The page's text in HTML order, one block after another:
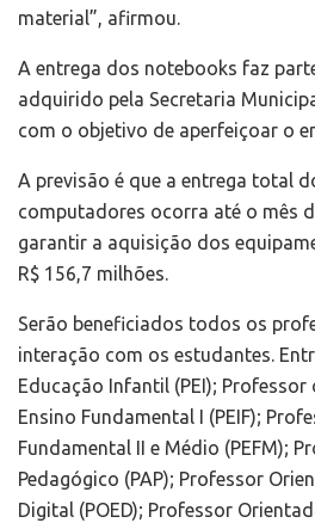
material”, afirmou.
A entrega dos notebooks faz
adquirido pela Secretaria
com o objetivo de aperfeiçoar o
A previsão é que a entrega total
computadores ocorra até o mês
garantir a aquisição dos
R$ 156,7 milhões.
Serão beneficiados todos os
interação com os estudantes.
Educação Infantil (PEI);
Ensino Fundamental I (PEIF);
Fundamental II e Médio (PEFM);
Pedagógico (PAP); Professor
Digital (POED); Professor